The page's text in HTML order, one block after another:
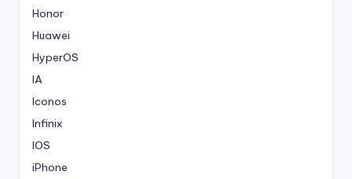
Honor
Huawei
HyperOS
IA
Iconos
Infinix
IOS
iPhone